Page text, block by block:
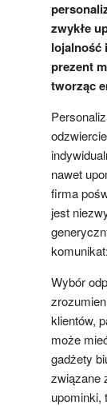
zwykłe
lojalność
prezent
tworząc
nawet
firma
jest
Wybór
klientów,
może
gadżety
związane
upominki,